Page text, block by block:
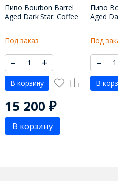
Пиво Bourbon Barrel
Aged Dark Star: Coffee
Нибз Хейзлнат Вэнила -
650 МЛ
Под заказ
– +
В корзину
Пиво
Aged
Кофи
Под
–
В
15 200 ₽
В корзину